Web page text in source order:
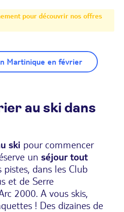
pour découvrir nos offres
Martinique en février
au ski dans
ski pour commencer
un séjour tout
pistes, dans les Club
et de Serre
2000. A vous skis,
! Des dizaines de